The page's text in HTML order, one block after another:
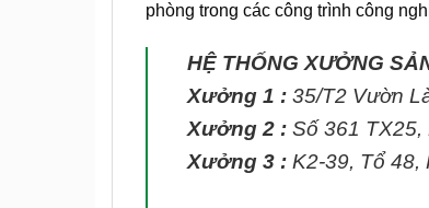
phòng trong các công trình công
HỆ THỐNG XƯỞNG
Xưởng 1 : 35/T2 Vườn
Xưởng 2 : Số 361 TX25,
Xưởng 3 : K2-39, Tổ 48,